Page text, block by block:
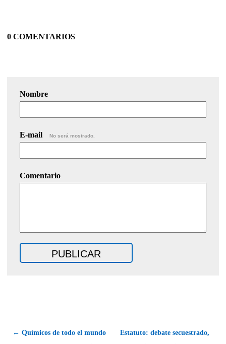
0 COMENTARIOS
Nombre
E-mail No será mostrado.
Comentario
← Químicos de todo el mundo
Estatuto: debate secuestrado,